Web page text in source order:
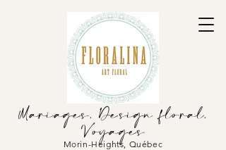
Mariages. Design floral.
Voyages
Morin-Heights, Québec